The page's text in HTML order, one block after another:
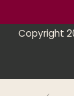
Copyright